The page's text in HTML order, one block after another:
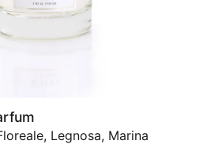
Legnosa, Marina